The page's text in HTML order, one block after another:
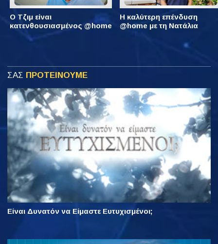
Ο Τζιμ είναι
κατενθουσιασμένος @home
Η καλύτερη επένδυση
@home με τη Νατάλια
ΣΑΣ ΠΡΟΤΕΙΝΟΥΜΕ
Είναι Δυνατόν να Είμαστε Ευτυχισμένοι;